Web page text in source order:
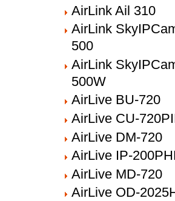
AirLink Ail 310
AirLink
500
AirLink
500W
AirLive BU-720
AirLive CU-
AirLive DM-720
AirLive IP-
AirLive MD-720
AirLive OD-